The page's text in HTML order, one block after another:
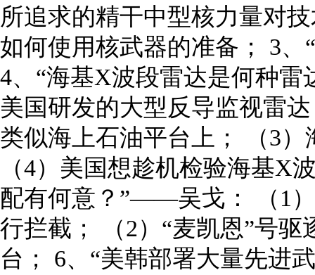
所追求的精干中型核力量对
如何使用核武器的准备； 3、
4、“海基X波段雷达是何种
美国研发的大型反导监视雷
类似海上石油平台上； （3
（4）美国想趁机检验海基X
配有何意？”——吴戈： （1
行拦截； （2）“麦凯恩”号
台； 6、“美韩部署大量先进